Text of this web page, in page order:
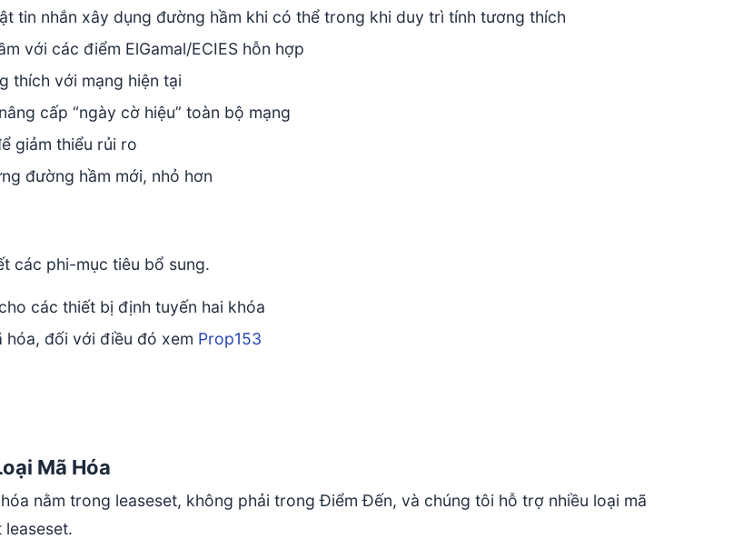
tin nhắn xây dụng đường hầm khi có thể trong khi duy trì tính tương thích
với các điểm ElGamal/ECIES hỗn hợp
thích với mạng hiện tại
cấp “ngày cờ hiệu” toàn bộ mạng
giảm thiểu rủi ro
đường hầm mới, nhỏ hơn
các phi-mục tiêu bổ sung.
các thiết bị định tuyến hai khóa
hóa, đối với điều đó xem Prop153
Mã Hóa
nằm trong leaseset, không phải trong Điểm Đến, và chúng tôi hỗ trợ nhiều loại mã